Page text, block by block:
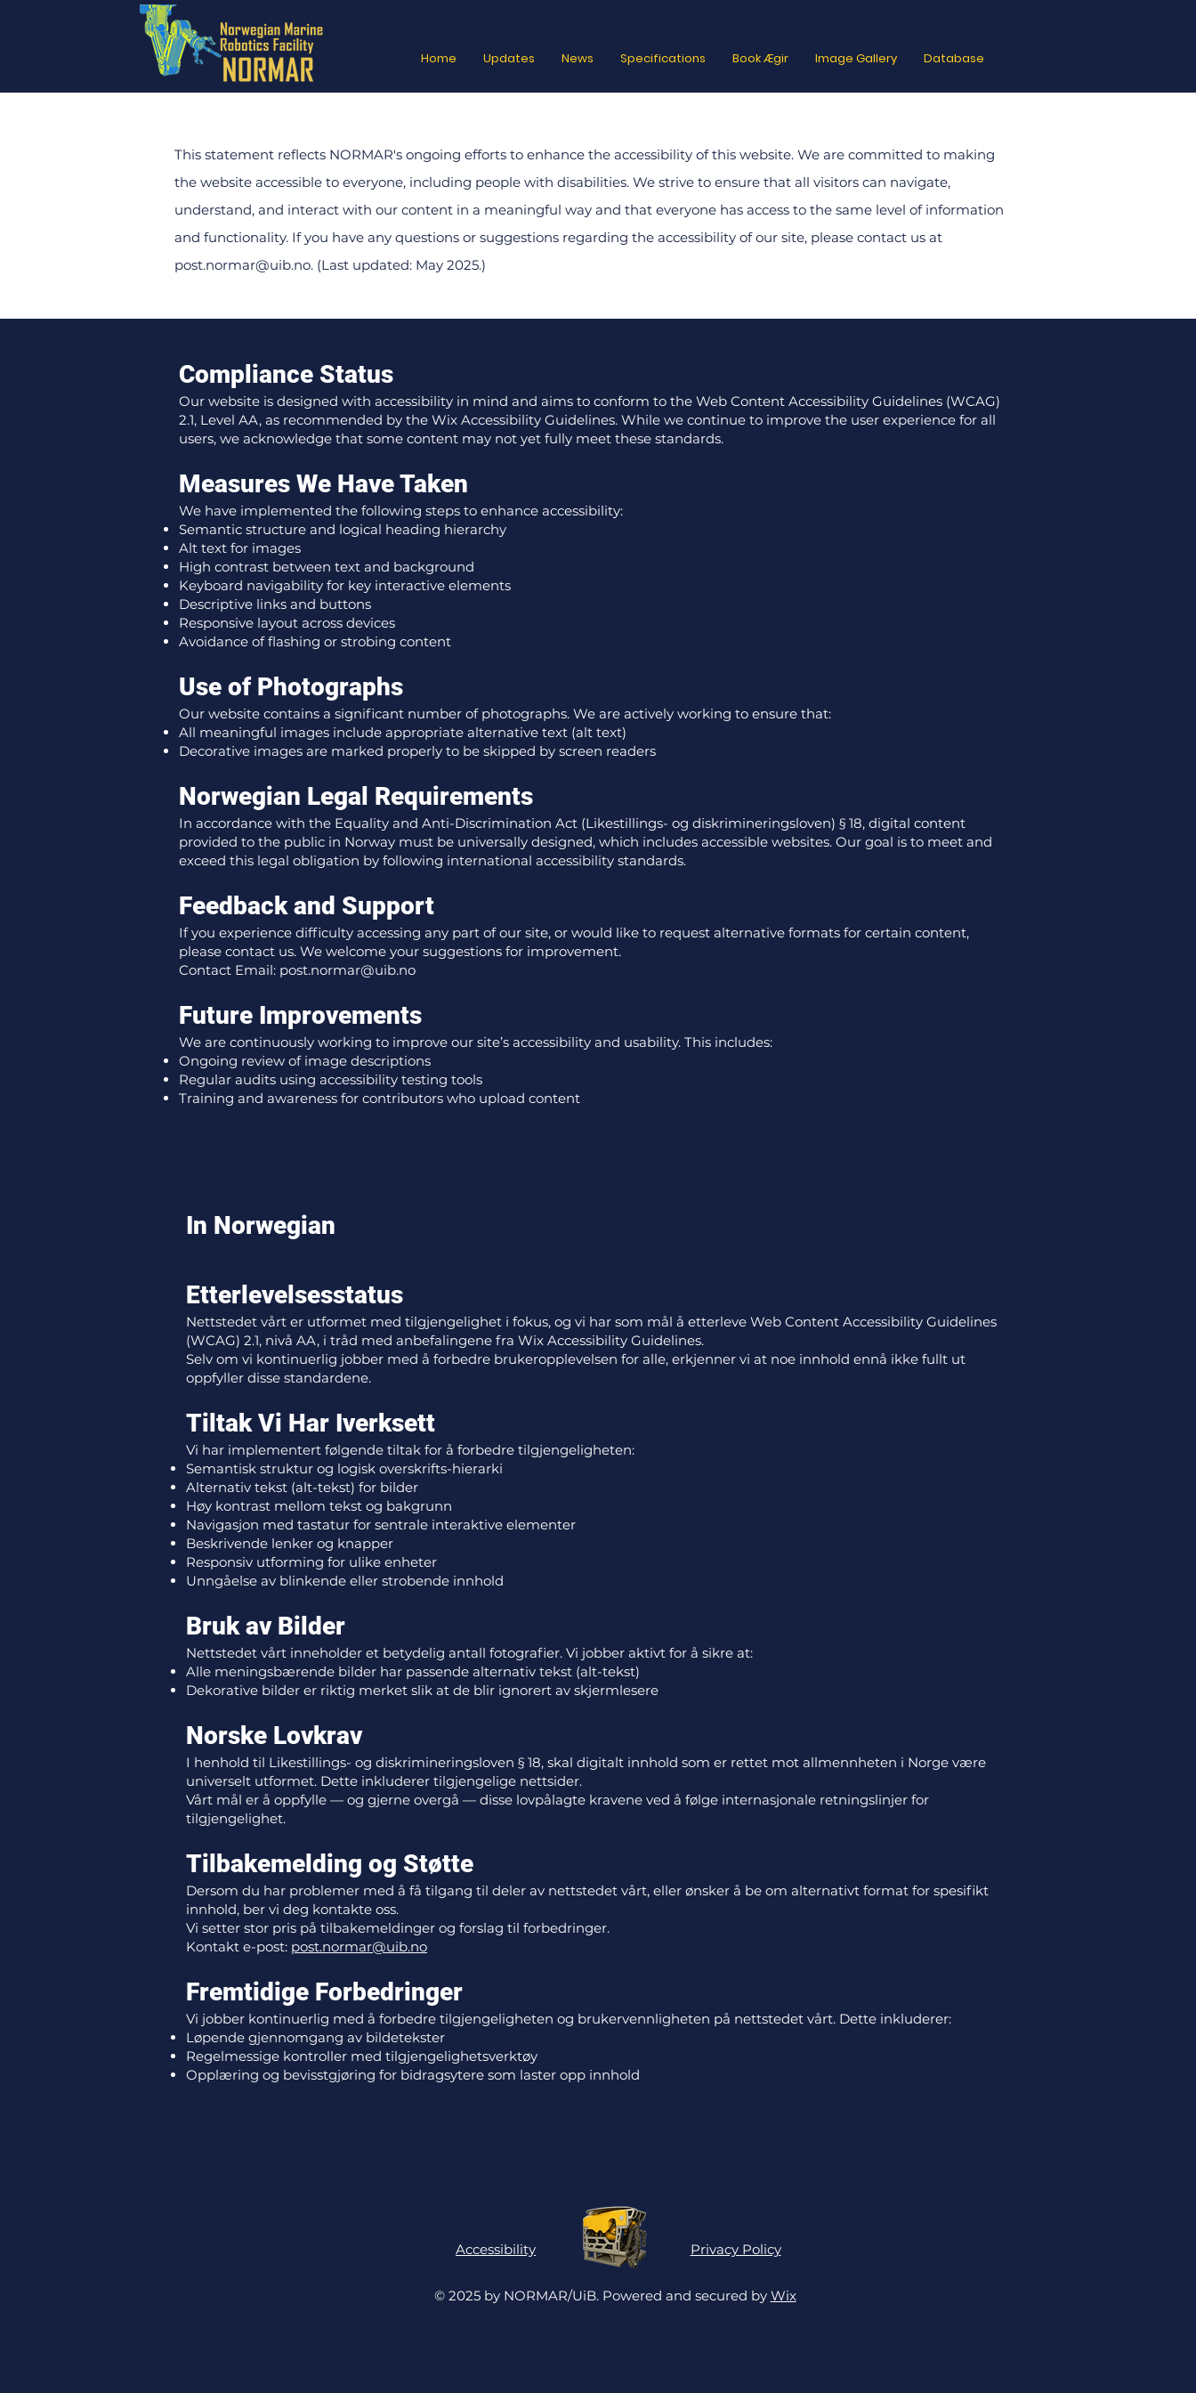
Home Updates News Specifications Book Ægir Image Gallery Database
This statement reflects NORMAR's ongoing efforts to enhance the accessibility of this website. We are committed to making
the website accessible to everyone, including people with disabilities. We strive to ensure that all visitors can navigate,
understand, and interact with our content in a meaningful way and that everyone has access to the same level of information
and functionality. If you have any questions or suggestions regarding the accessibility of our site, please contact us at
post.normar@uib.no. (Last updated: May 2025.)
Compliance Status
Our website is designed with accessibility in mind and aims to conform to the Web Content Accessibility Guidelines (WCAG)
2.1, Level AA, as recommended by the Wix Accessibility Guidelines. While we continue to improve the user experience for all
users, we acknowledge that some content may not yet fully meet these standards.
Measures We Have Taken
We have implemented the following steps to enhance accessibility:
Semantic structure and logical heading hierarchy
Alt text for images
High contrast between text and background
Keyboard navigability for key interactive elements
Descriptive links and buttons
Responsive layout across devices
Avoidance of flashing or strobing content
Use of Photographs
Our website contains a significant number of photographs. We are actively working to ensure that:
All meaningful images include appropriate alternative text (alt text)
Decorative images are marked properly to be skipped by screen readers
Norwegian Legal Requirements
In accordance with the Equality and Anti-Discrimination Act (Likestillings- og diskrimineringsloven) § 18, digital content
provided to the public in Norway must be universally designed, which includes accessible websites. Our goal is to meet and
exceed this legal obligation by following international accessibility standards.
Feedback and Support
If you experience difficulty accessing any part of our site, or would like to request alternative formats for certain content,
please contact us. We welcome your suggestions for improvement.
Contact Email: post.normar@uib.no
Future Improvements
We are continuously working to improve our site’s accessibility and usability. This includes:
Ongoing review of image descriptions
Regular audits using accessibility testing tools
Training and awareness for contributors who upload content
In Norwegian
Etterlevelsesstatus
Nettstedet vårt er utformet med tilgjengelighet i fokus, og vi har som mål å etterleve Web Content Accessibility Guidelines
(WCAG) 2.1, nivå AA, i tråd med anbefalingene fra Wix Accessibility Guidelines.
Selv om vi kontinuerlig jobber med å forbedre brukeropplevelsen for alle, erkjenner vi at noe innhold ennå ikke fullt ut
oppfyller disse standardene.
Tiltak Vi Har Iverksett
Vi har implementert følgende tiltak for å forbedre tilgjengeligheten:
Semantisk struktur og logisk overskrifts-hierarki
Alternativ tekst (alt-tekst) for bilder
Høy kontrast mellom tekst og bakgrunn
Navigasjon med tastatur for sentrale interaktive elementer
Beskrivende lenker og knapper
Responsiv utforming for ulike enheter
Unngåelse av blinkende eller strobende innhold
Bruk av Bilder
Nettstedet vårt inneholder et betydelig antall fotografier. Vi jobber aktivt for å sikre at:
Alle meningsbærende bilder har passende alternativ tekst (alt-tekst)
Dekorative bilder er riktig merket slik at de blir ignorert av skjermlesere
Norske Lovkrav
I henhold til Likestillings- og diskrimineringsloven § 18, skal digitalt innhold som er rettet mot allmennheten i Norge være
universelt utformet. Dette inkluderer tilgjengelige nettsider.
Vårt mål er å oppfylle — og gjerne overgå — disse lovpålagte kravene ved å følge internasjonale retningslinjer for
tilgjengelighet.
Tilbakemelding og Støtte
Dersom du har problemer med å få tilgang til deler av nettstedet vårt, eller ønsker å be om alternativt format for spesifikt
innhold, ber vi deg kontakte oss.
Vi setter stor pris på tilbakemeldinger og forslag til forbedringer.
Kontakt e-post: post.normar@uib.no
Fremtidige Forbedringer
Vi jobber kontinuerlig med å forbedre tilgjengeligheten og brukervennligheten på nettstedet vårt. Dette inkluderer:
Løpende gjennomgang av bildetekster
Regelmessige kontroller med tilgjengelighetsverktøy
Opplæring og bevisstgjøring for bidragsytere som laster opp innhold
Accessibility Privacy Policy
© 2025 by NORMAR/UiB. Powered and secured by Wix